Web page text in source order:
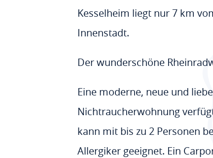
Kesselheim liegt nur 7 km
Innenstadt.
Der wunderschöne
Eine moderne, neue und
Nichtraucherwohnung
kann mit bis zu 2 Personen
Allergiker geeignet. Ein